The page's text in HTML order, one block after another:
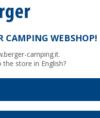
per camper Dometic
CAMPING WEBSHOP!
camping.it.
store in English?